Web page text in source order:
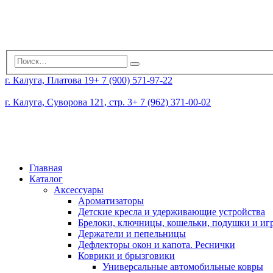
г. Калуга, Платова 19+ 7 (900) 571-97-22
г. Калуга, Суворова 121, стр. 3+ 7 (962) 371-00-02
Главная
Каталог
Аксессуары
Ароматизаторы
Детские кресла и удерживающие устройства
Брелоки, ключницы, кошельки, подушки и
Держатели и пепельницы
Дефлекторы окон и капота. Реснички
Коврики и брызговики
Универсальные автомобильные ковры